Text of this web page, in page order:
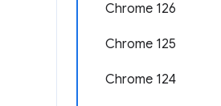
Chrome 126
Chrome 125
Chrome 124